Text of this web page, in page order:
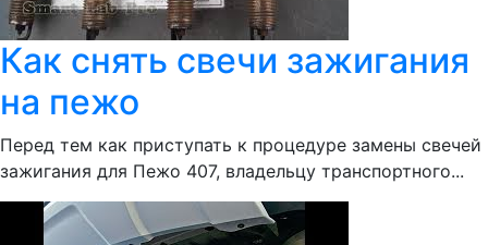
Как снять свечи зажигания
на пежо
Перед тем как приступать к процедуре замены свечей
зажигания для Пежо 407, владельцу транспортного...